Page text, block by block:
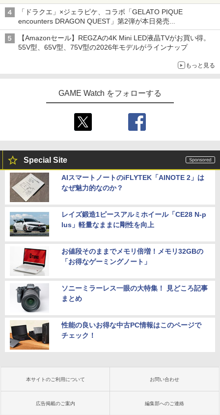
「特製ガーリックマヨソース」を使用した超大型チーズバーガー
「ドラクエ」×ジェラピケ、コラボ「GELATO PIQUE
encounters DRAGON QUEST」第2弾が本日発売
アイスカップに入ったスライムやわたぼう、ベビーサタンなどが
オリジナルアートで登場
【Amazonセール】REGZAの4K Mini LED液晶TVがお買い得。
55V型、65V型、75V型の2026年モデルがラインナップ
もっと見る
GAME Watch をフォローする
Special Site
AIスマートノートのiFLYTEK「AINOTE 2」は
なぜ魅力的なのか？
レイズ鍛造1ピースアルミホイール「CE28 N-p
lus」軽量なままに剛性を向上
お値段そのままでメモリ倍増！メモリ32GBの
「お得なゲーミングノート」
ソニーミラーレス一眼の大特集！ 見どころ記事
まとめ
性能の良いお得な中古PC情報はこのページで
チェック！
本サイトのご利用について お問い合わせ
広告掲載のご案内 編集部へのご連絡